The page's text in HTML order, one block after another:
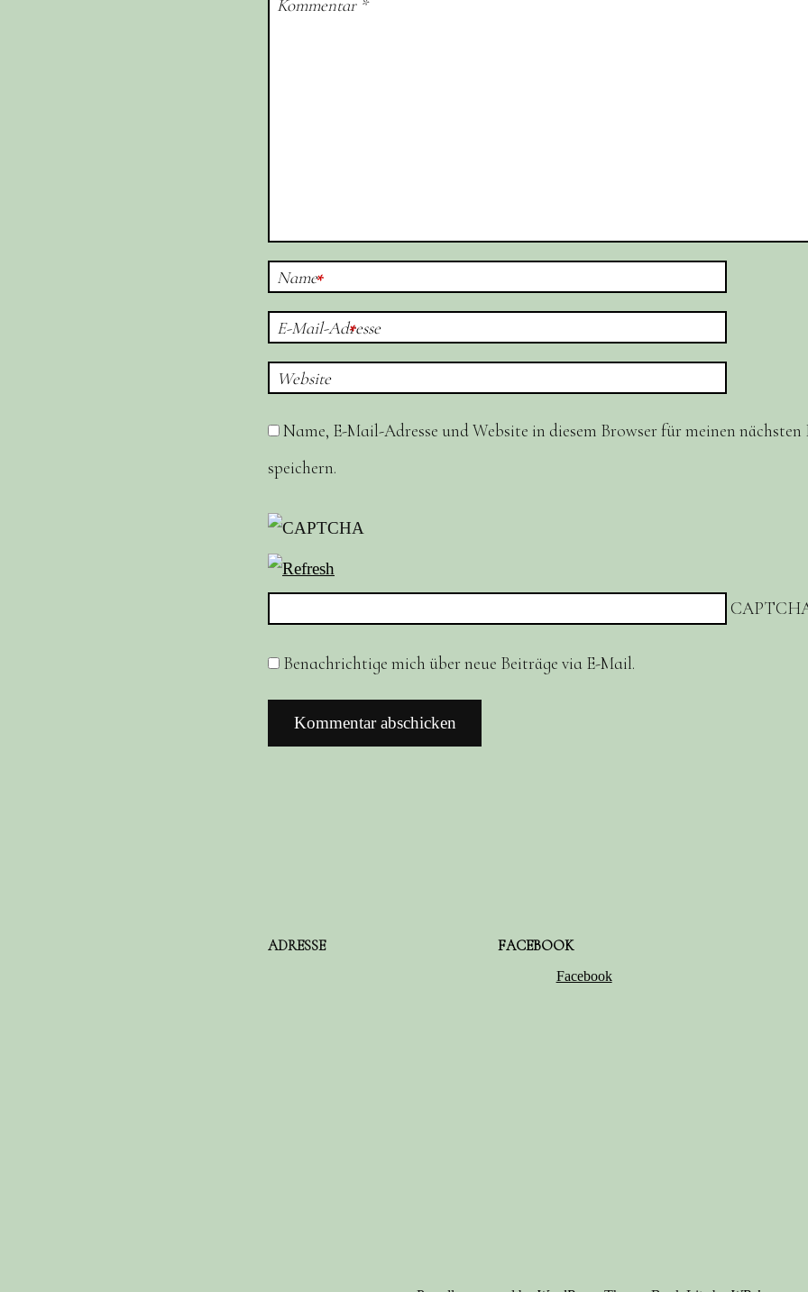
Kommentar *
Name*
E-Mail-Adresse
*
Website
Name, E-Mail-Adresse und Website in diesem Browser für meinen
speichern.
Benachrichtige mich über neue Beiträge via E-Mail.
ADRESSE FACEBOOK
Facebook